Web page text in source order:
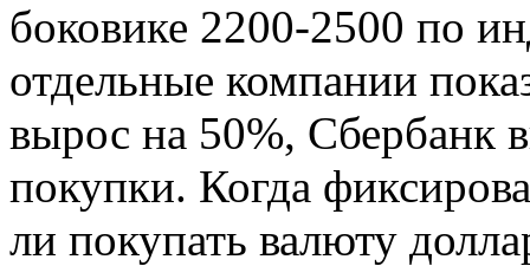
боковике 2200-2500 по
отдельные компании
вырос на 50%, Сбербанк
покупки. Когда
ли покупать валюту